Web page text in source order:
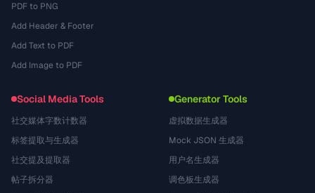
PDF to PNG
Add Header & Footer
Add Text to PDF
Add Image to PDF
Social Media Tools
社交媒体字数计数器
标签提取与生成器
社交提及提取器
帖子拆分器
Generator Tools
虚拟数据生成器
Mock JSON 生成器
用户名生成器
调色板生成器